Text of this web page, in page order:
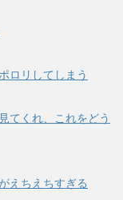
ロリしてしまう
てくれ、これをどう
えちえちすぎる